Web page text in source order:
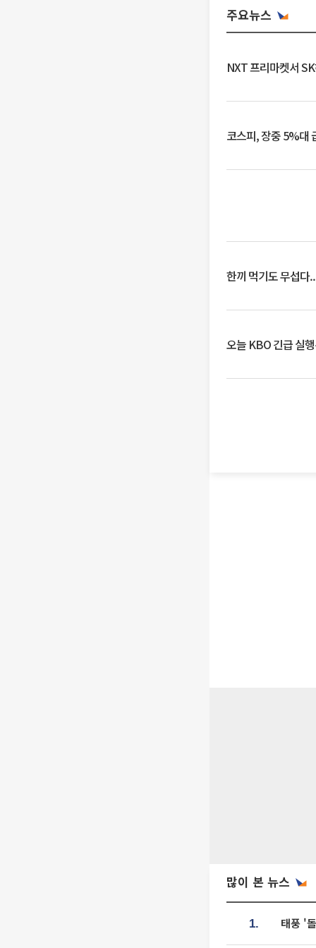
주요뉴스
NXT 프리마켓서
코스피, 장중 5%대
한끼 먹기도 무섭다
오늘 KBO 긴급 실
많이 본 뉴스
1. 태풍 '